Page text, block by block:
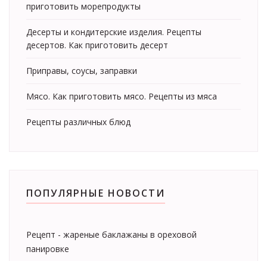
приготовить морепродукты
Десерты и кондитерские изделия. Рецепты
десертов. Как приготовить десерт
Приправы, соусы, заправки
Мясо. Как приготовить мясо. Рецепты из мяса
Рецепты различных блюд
ПОПУЛЯРНЫЕ НОВОСТИ
Рецепт - жареные баклажаны в ореховой
панировке